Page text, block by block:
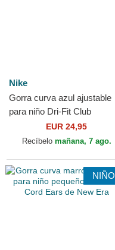
Nike
Gorra curva azul ajustable
para niño Dri-Fit Club
Structured de Los Angeles
Dodgers MLB de Nike
EUR 24,95
Recíbelo mañana, 7 ago.
NIÑO